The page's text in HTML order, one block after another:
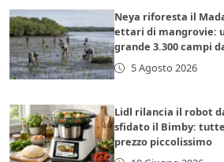
Neya riforesta il
ettari di mangrovie:
grande 3.300 campi
5 Agosto 2026
Lidl rilancia il robot
sfidato il Bimby:
prezzo piccolissimo